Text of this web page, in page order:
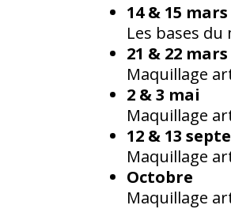
14 & 15
Les bases
21 & 22 mars
Maquillage
2 & 3 mai
Maquillage
12 & 13
Maquillage
Octobre
Maquillage